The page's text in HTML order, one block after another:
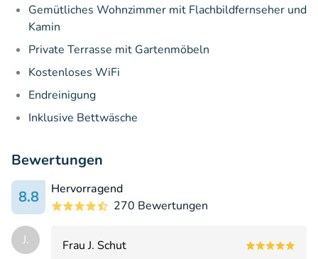
Gemütliches Wohnzimmer mit Flachbildfernseher und
Kamin
Private Terrasse mit Gartenmöbeln
Kostenloses WiFi
Endreinigung
Inklusive Bettwäsche
Bewertungen
8.8
Hervorragend
270 Bewertungen
J.
Frau J. Schut